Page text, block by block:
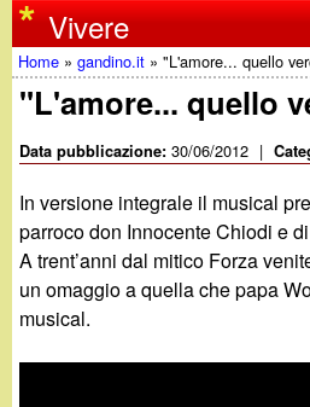
w
w
w
.
g
a
n
Vivere
Tu
sei
qui
Home »gandino.it »"L'amore... quello
"L'amore... quello
Data pubblicazione:30/06/2012 |
In versione integrale il musical
parroco don Innocente Chiodi e
A trent’anni dal mitico Forza
un omaggio a quella che papa
musical.